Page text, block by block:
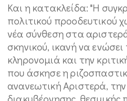
Και η κατακλείδα: "Η
πολιτικού προοδευτικού
νέα σύνθεση στα
σκηνικού, ικανή να
κληρονομιά και την
που άσκησε η
ανανεωτική Αριστερά,